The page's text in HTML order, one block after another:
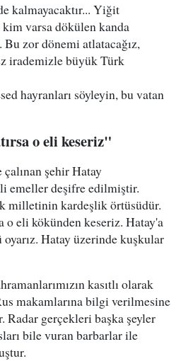
kalmayacaktır... Yiğit
kim varsa dökülen kanda
zor dönemi atlatacağız,
irademizle büyük Türk
hayranları söyleyin, bu vatan
o eli keseriz"
şehir Hatay
emeller deşifre edilmiştir.
milletinin kardeşlik örtüsüdür.
o eli kökünden keseriz. Hatay'a
Hatay üzerinde kuşkular
kasıtlı olarak
makamlarına bilgi verilmesine
gerçekleri başka şeyler
bile vuran barbarlar ile